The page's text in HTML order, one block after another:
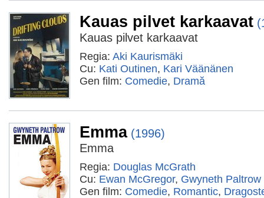
Kauas pilvet karkaavat
Kauas pilvet karkaavat
Regia: Aki Kaurismäki
Cu: Kati Outinen, Kari Väänänen
Gen film: Comedie, Dramă
Emma (1996)
Emma
Regia: Douglas McGrath
Cu: Ewan McGregor, Gwyneth Paltrow
Gen film: Comedie, Romantic,